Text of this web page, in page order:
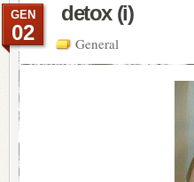
detox (i)
General
GEN
02